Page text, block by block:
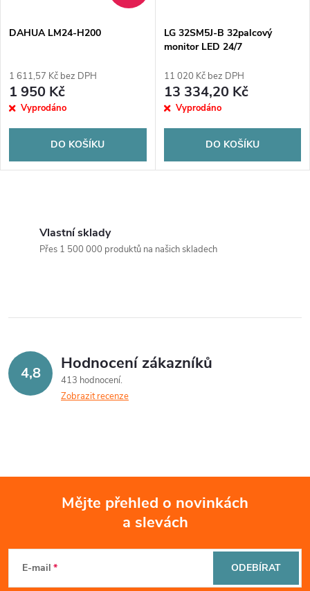
DAHUA LM24-H200
1 611,57 Kč bez DPH
1 950 Kč
Vyprodáno
DO KOŠÍKU
LG 32SM5J-B 32palcový
monitor LED 24/7
11 020 Kč bez DPH
13 334,20 Kč
Vyprodáno
DO KOŠÍKU
d
a
c
y
Vlastní sklady
Přes 1 500 000 produktů na našich skladech
4,8 Hodnocení zákazníků
413 hodnocení
Zobrazit recenze
Mějte přehled o novinkách
a slevách
E-mail ODEBÍRAT